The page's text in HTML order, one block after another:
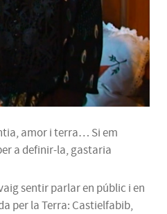
amor i terra… Si em
a definir-la, gastaria
sentir parlar en públic i en
per la Terra: Castielfabib,